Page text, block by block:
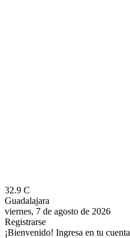
32.9 C
Guadalajara
viernes, 7 de agosto de 2026
Registrarse
¡Bienvenido! Ingresa en tu cuenta